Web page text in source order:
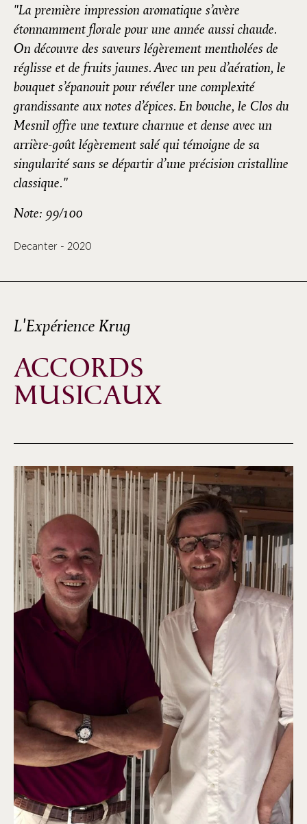
"La première impression aromatique s’avère
étonnamment florale pour une année aussi chaude.
On découvre des saveurs légèrement mentholées de
réglisse et de fruits jaunes. Avec un peu d’aération, le
bouquet s’épanouit pour révéler une complexité
grandissante aux notes d’épices. En bouche, le Clos du
Mesnil offre une texture charnue et dense avec un
arrière-goût légèrement salé qui témoigne de sa
singularité sans se départir d’une précision cristalline
classique."
Note: 99/100
Decanter - 2020
L'Expérience Krug
ACCORDS
MUSICAUX